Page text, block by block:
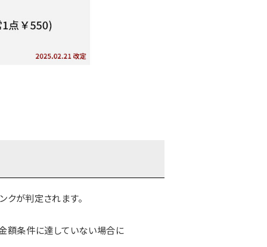
が判定されます。
額条件に達していない場合に